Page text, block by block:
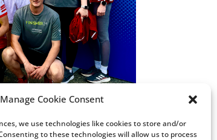
Manage Cookie Consent
we use technologies like cookies to store and/or
to these technologies will allow us to process